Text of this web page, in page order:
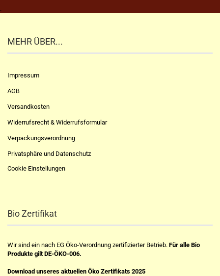
.
MEHR ÜBER...
Impressum
AGB
Versandkosten
Widerrufsrecht & Widerrufsformular
Verpackungsverordnung
Privatsphäre und Datenschutz
Cookie Einstellungen
Bio Zertifikat
Wir sind ein nach EG Öko-Verordnung zertifizierter Betrieb. Für alle Bio
Produkte gilt DE-ÖKO-006.
Download unseres aktuellen Öko Zertifikats 2025